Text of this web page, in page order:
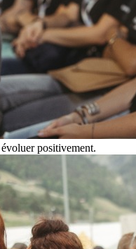
positivement.